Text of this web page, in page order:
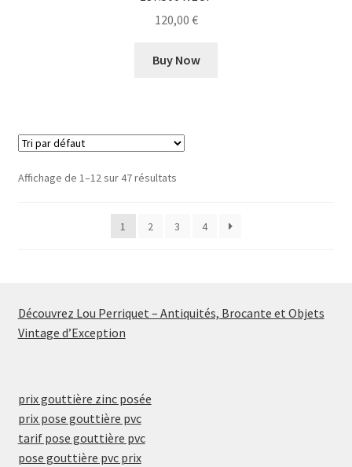
120,00 €
Buy Now
Affichage de 1–12 sur 47 résultats
1 2 3 4
Découvrez Lou Perriquet – Antiquités, Brocante et Objets
Vintage d’Exception
prix gouttière zinc posée
prix pose gouttière pvc
tarif pose gouttière pvc
pose gouttière pvc prix